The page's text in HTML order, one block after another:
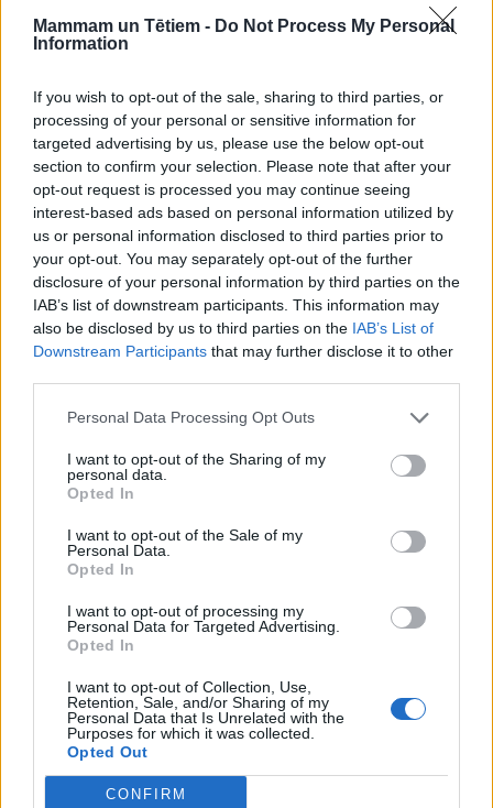
Mammam un Tētiem - Do Not Process My Personal
Information
If you wish to opt-out of the sale, sharing to third parties, or
processing of your personal or sensitive information for
targeted advertising by us, please use the below opt-out
section to confirm your selection. Please note that after your
opt-out request is processed you may continue seeing
interest-based ads based on personal information utilized by
us or personal information disclosed to third parties prior to
your opt-out. You may separately opt-out of the further
disclosure of your personal information by third parties on the
IAB’s list of downstream participants. This information may
also be disclosed by us to third parties on the IAB’s List of
Downstream Participants that may further disclose it to other
Personal Data Processing Opt Outs
I want to opt-out of the Sharing of my
personal data.
Opted In
I want to opt-out of the Sale of my
Personal Data.
Opted In
I want to opt-out of processing my
Personal Data for Targeted Advertising.
Opted In
I want to opt-out of Collection, Use,
Retention, Sale, and/or Sharing of my
Personal Data that Is Unrelated with the
Purposes for which it was collected.
Opted Out
CONFIRM
DAŽĀDI SVĒTKI
Krišs, Ksenija, Eglons un Egle – personvārdu skaidrojums
DAŽĀDI SVĒTKI
Grieta, Rebeka un Strauta – personvārdu raksturojumi